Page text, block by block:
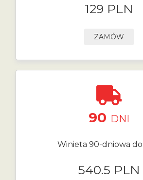
129 PLN
ZAMÓW
90 DNI
Winieta 90-dniowa do
540.5 PLN